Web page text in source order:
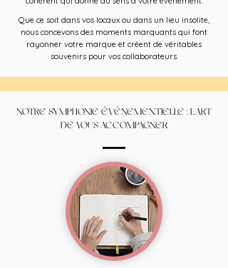
Que ce soit dans vos locaux ou dans un lieu insolite,
nous concevons des moments marquants qui font
rayonner votre marque et créent de véritables
souvenirs pour vos collaborateurs.
NOTRE SYMPHONIE ÉVÉNEMENTIELLE : L'ART
DE VOUS ACCOMPAGNER